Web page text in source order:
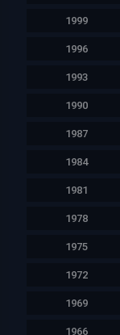
1999
1996
1993
1990
1987
1984
1981
1978
1975
1972
1969
1966